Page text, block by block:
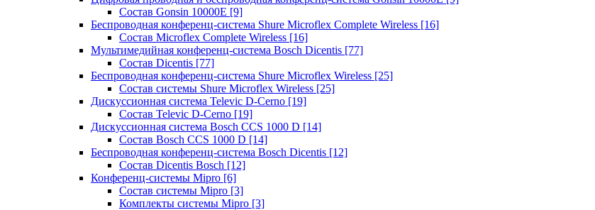
Состав Gonsin 10000E [9]
Беспроводная конференц-система Shure Microflex Complete Wireless [16]
Состав Microflex Complete Wireless [16]
Мультимедийная конференц-система Bosch Dicentis [77]
Состав Dicentis [77]
Беспроводная конференц-система Shure Microflex Wireless [25]
Состав системы Shure Microflex Wireless [25]
Дискуссионная система Televic D-Cerno [19]
Состав Televic D-Cerno [19]
Дискуссионная система Bosch CCS 1000 D [14]
Состав Bosch CCS 1000 D [14]
Беспроводная конференц-система Bosch Dicentis [12]
Состав Dicentis Bosch [12]
Конференц-системы Mipro [6]
Состав системы Mipro [3]
Комплекты системы Mipro [3]